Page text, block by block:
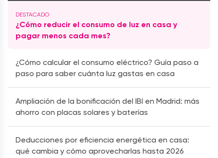
¿Cómo reducir el consumo de luz en casa y
pagar menos cada mes?
¿Cómo calcular el consumo eléctrico? Guía paso a
paso para saber cuánta luz gastas en casa
Ampliación de la bonificación del IBI en Madrid: más
ahorro con placas solares y baterías
Deducciones por eficiencia energética en casa:
qué cambia y cómo aprovecharlas hasta 2026